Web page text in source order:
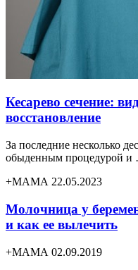
Кесарево сечение:
восстановление
За последние несколько
обыденным процедурой
+МАМА 22.05.2023
Молочница у
и как ее вылечить
+МАМА 02.09.2019